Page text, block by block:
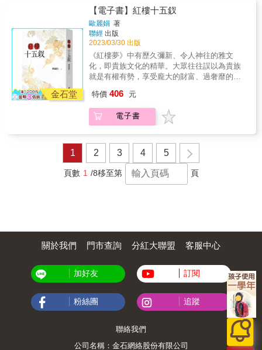
成文章。」 ●豐子愷讚蒲松齡：「留仙才高，
聊齋名美。筆墨生花，文思如綺。塊磊滿胸，
化作狐鬼。萬口流傳，猗哉偉矣。」 &
四方！ 折獄（刑偵現場）──清官斷案，胸中自
有定見，講究邏輯與耐心，蛛絲馬跡不日浮
現，破案在即。 湘裙（手足情深）──晏公子是
真心友愛自己的手足，讓兄長就算做了鬼也願
再續兄弟情，甚且促成一樁好姻緣。 【好讀版
本《聊齋志異》，具以下6大特點】 ●完整收錄
近500篇故事，預計分為15冊，便於翻閱 ●每篇
均15條注釋，解釋艱難字詞，習中文古言之美
●每篇均附優雅上乘的「白話翻譯」，讓你讀懂
故事 ●生動配圖，有21世紀的全新全彩插圖，
野；版面編排美觀流暢，閱讀經典成享受 &
戒和沙悟淨等師徒四人前往西天取經的故事。
故事情節家喻戶曉，更被廣泛改編成各種地方
戲曲、電影、電視劇、動畫片、漫畫等版本，
影響無遠弗屆。 & ◆蔡志忠在《西遊記》原有
的框架中，用他天馬行空的想像，將大家耳熟
能詳的經典橋段變成詼諧諷刺、插科打諢的四
格漫畫。除了將自己對傳統經典作品的理解融
入到漫畫趣味之中，還經常加入80年代的時事
新聞，成了這套漫畫的另一層時代意義。 & ◆
變》，市面上絕版多年，這次大塊文化取得了
蔡志忠全作品的出版授權，推出新版的《蔡志
忠之漫畫西遊記》，除了修訂錯誤，圖檔重新
製作整理，並補齊了佚失的內容，堪稱是最完
整的版本，也是蔡志忠的書迷們的絕佳收藏。
& 推薦短評： 「大部分的人都愛孫悟空。我們
喜歡他的靈巧、果決，以及戰鬥性格，蔡志忠
說/散文作家 陳郁如 & &
金石堂
【電子書】紅樓十五釵
歐麗娟 著
聯經 出版
2023/03/30 出版
《紅樓夢》中有歷久彌新、令人神往的雅文
化，即貴族文化的精華。大眾往往誤以為貴族
就是有權有勢，享受龐大的財富、過奢靡的生
神層面的那份涵養和優雅。 古人的思想、感受
和所關心的問題，和現代的我們截然有別，何
況曹雪芹寫的是貴族世家的故事，而多數人卻
成寄人籬下的灰姑娘、把王熙鳳看成是心腸歹
毒的反面人物、把脫軌放任當作追求自由平
等、把貴族看成暴發戶&hellip;&hellip;還有，把
曹雪芹想要展示雅文化之美，以及最終卻失落
為了活得更有價值可以做哪些奮鬥，特別是其
姿態來面對人生。那些金釵們不是明星偶像，
不是才子佳人，而是一個個飽滿的生命，豐富
的小宇宙。作者希望能藉由學問，以理性、客
觀的態度帶每位讀者走進大觀園，引導大家看
得更高、走得更遠，使生命更優雅、更美好！
特價 406 元
電子書
1 2 3 4 5
頁數 1 /8移至第 頁
關於我們 門市查詢 分紅大聯盟 客服中心
加好友 訂閱
粉絲團 追蹤
聯絡我們
公司名稱：金石網絡股份有限公司